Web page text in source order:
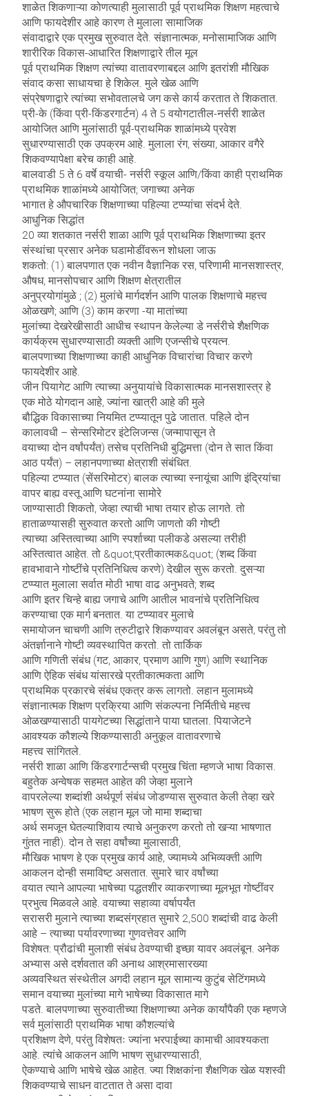
शाळेत शिकणाऱ्या कोणत्याही मुलासाठी पूर्व प्राथमिक शिक्षण महत्वाचे
आणि फायदेशीर आहे कारण ते मुलाला सामाजिक
संवादाद्वारे एक प्रमुख सुरुवात देते. संज्ञानात्मक, मनोसामाजिक आणि
शारीरिक विकास-आधारित शिक्षणाद्वारे तील मूल
पूर्व प्राथमिक शिक्षण त्यांच्या वातावरणाबद्दल आणि इतरांशी मौखिक
संवाद कसा साधायचा हे शिकेल. मुले खेळ आणि
संप्रेषणाद्वारे त्यांच्या सभोवतालचे जग कसे कार्य करतात ते शिकतात.
प्री-के (किंवा प्री-किंडरगार्टन) 4 ते 5 वयोगटातील-नर्सरी शाळेत
आयोजित आणि मुलांसाठी पूर्व-प्राथमिक शाळांमध्ये प्रवेश
सुधारण्यासाठी एक उपक्रम आहे. मुलाला रंग, संख्या, आकार वगैरे
शिकवण्यापेक्षा बरेच काही आहे.
बालवाडी 5 ते 6 वर्षे वयाची- नर्सरी स्कूल आणि/किंवा काही प्राथमिक
प्राथमिक शाळांमध्ये आयोजित; जगाच्या अनेक
भागात हे औपचारिक शिक्षणाच्या पहिल्या टप्प्यांचा संदर्भ देते.
आधुनिक सिद्धांत
20 व्या शतकात नर्सरी शाळा आणि पूर्व प्राथमिक शिक्षणाच्या इतर
संस्थांचा प्रसार अनेक घडामोडींवरून शोधला जाऊ
शकतो: (1) बालपणात एक नवीन वैज्ञानिक रस, परिणामी मानसशास्त्र,
औषध, मानसोपचार आणि शिक्षण क्षेत्रातील
अनुप्रयोगांमुळे ; (2) मुलांचे मार्गदर्शन आणि पालक शिक्षणाचे महत्त्व
ओळखणे; आणि (3) काम करणा -या मातांच्या
मुलांच्या देखरेखीसाठी आधीच स्थापन केलेल्या डे नर्सरीचे शैक्षणिक
कार्यक्रम सुधारण्यासाठी व्यक्ती आणि एजन्सीचे प्रयत्न.
बालपणाच्या शिक्षणाच्या काही आधुनिक विचारांचा विचार करणे
फायदेशीर आहे.
जीन पियागेट आणि त्याच्या अनुयायांचे विकासात्मक मानसशास्त्र हे
एक मोठे योगदान आहे, ज्यांना खात्री आहे की मुले
बौद्धिक विकासाच्या नियमित टप्प्यातून पुढे जातात. पहिले दोन
कालावधी – सेन्सरिमोटर इंटेलिजन्स (जन्मापासून ते
वयाच्या दोन वर्षांपर्यंत) तसेच प्रतिनिधी बुद्धिमत्ता (दोन ते सात किंवा
आठ पर्यंत) – लहानपणाच्या क्षेत्राशी संबंधित.
पहिल्या टप्प्यात (सेंसरिमोटर) बालक त्याच्या स्नायूंचा आणि इंद्रियांचा
वापर बाह्य वस्तू आणि घटनांना सामोरे
जाण्यासाठी शिकतो, जेव्हा त्याची भाषा तयार होऊ लागते. तो
हाताळण्यासही सुरुवात करतो आणि जाणतो की गोष्टी
त्याच्या अस्तित्वाच्या आणि स्पर्शाच्या पलीकडे असल्या तरीही
अस्तित्वात आहेत. तो &quot;प्रतीकात्मक&quot; (शब्द किंवा
हावभावाने गोष्टींचे प्रतिनिधित्व करणे) देखील सुरू करतो. दुसऱ्या
टप्प्यात मुलाला सर्वात मोठी भाषा वाढ अनुभवते; शब्द
आणि इतर चिन्हे बाह्य जगाचे आणि आतील भावनांचे प्रतिनिधित्व
करण्याचा एक मार्ग बनतात. या टप्प्यावर मुलाचे
समायोजन चाचणी आणि त्रुटीद्वारे शिकण्यावर अवलंबून असते, परंतु तो
अंतर्ज्ञानाने गोष्टी व्यवस्थापित करतो. तो तार्किक
आणि गणिती संबंध (गट, आकार, प्रमाण आणि गुण) आणि स्थानिक
आणि ऐहिक संबंध यांसारखे प्रतीकात्मकता आणि
प्राथमिक प्रकारचे संबंध एकत्र करू लागतो. लहान मुलामध्ये
संज्ञानात्मक शिक्षण प्रक्रिया आणि संकल्पना निर्मितीचे महत्त्व
ओळखण्यासाठी पायगेटच्या सिद्धांताने पाया घातला. पियाजेटने
आवश्यक कौशल्ये शिकण्यासाठी अनुकूल वातावरणाचे
महत्त्व सांगितले.
नर्सरी शाळा आणि किंडरगार्टन्सची प्रमुख चिंता म्हणजे भाषा विकास.
बहुतेक अन्वेषक सहमत आहेत की जेव्हा मुलाने
वापरलेल्या शब्दांशी अर्थपूर्ण संबंध जोडण्यास सुरुवात केली तेव्हा खरे
भाषण सुरू होते (एक लहान मूल जो मामा शब्दाचा
अर्थ समजून घेतल्याशिवाय त्याचे अनुकरण करतो तो खऱ्या भाषणात
गुंतत नाही). दोन ते सहा वर्षांच्या मुलासाठी,
मौखिक भाषण हे एक प्रमुख कार्य आहे, ज्यामध्ये अभिव्यक्ती आणि
आकलन दोन्ही समाविष्ट असतात. सुमारे चार वर्षांच्या
वयात त्याने आपल्या भाषेच्या पद्धतशीर व्याकरणाच्या मूलभूत गोष्टींवर
प्रभुत्व मिळवले आहे. वयाच्या सहाव्या वर्षापर्यंत
सरासरी मुलाने त्याच्या शब्दसंग्रहात सुमारे 2,500 शब्दांची वाढ केली
आहे – त्याच्या पर्यावरणाच्या गुणवत्तेवर आणि
विशेषत: प्रौढांची मुलाशी संबंध ठेवण्याची इच्छा यावर अवलंबून. अनेक
अभ्यास असे दर्शवतात की अनाथ आश्रमासारख्या
अव्यवस्थित संस्थेतील अगदी लहान मूल सामान्य कुटुंब सेटिंगमध्ये
समान वयाच्या मुलांच्या मागे भाषेच्या विकासात मागे
पडते. बालपणाच्या सुरुवातीच्या शिक्षणाच्या अनेक कार्यांपैकी एक म्हणजे
सर्व मुलांसाठी प्राथमिक भाषा कौशल्यांचे
प्रशिक्षण देणे, परंतु विशेषतः ज्यांना भरपाईच्या कामाची आवश्यकता
आहे. त्यांचे आकलन आणि भाषण सुधारण्यासाठी,
ऐकण्याचे आणि भाषेचे खेळ आहेत. ज्या शिक्षकांना शैक्षणिक खेळ यशस्वी
शिकवण्याचे साधन वाटतात ते असा दावा